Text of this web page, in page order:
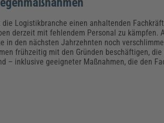
Logistikbranche einen anhaltenden
derzeit mit fehlendem Personal zu kämpfen.
in den nächsten Jahrzehnten noch
frühzeitig mit den Gründen beschäftigen,
– inklusive geeigneter Maßnahmen, die den